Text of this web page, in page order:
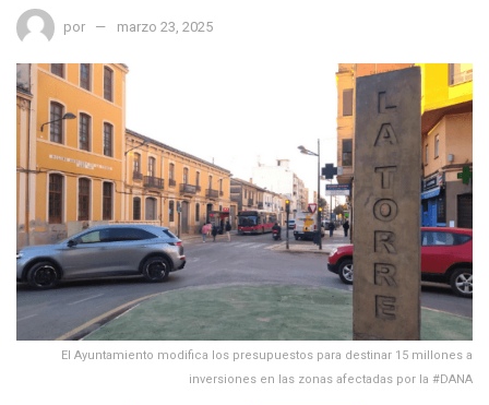
por marzo 23, 2025
El Ayuntamiento modifica los presupuestos para destinar 15 millones a
inversiones en las zonas afectadas por la #DANA